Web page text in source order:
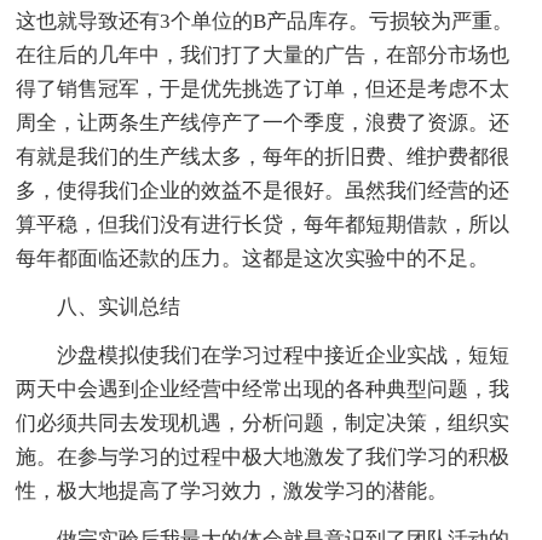
这也就导致还有3个单位的B产品库存。亏损较为严重。
在往后的几年中，我们打了大量的广告，在部分市场也
得了销售冠军，于是优先挑选了订单，但还是考虑不太
周全，让两条生产线停产了一个季度，浪费了资源。还
有就是我们的生产线太多，每年的折旧费、维护费都很
多，使得我们企业的效益不是很好。虽然我们经营的还
算平稳，但我们没有进行长贷，每年都短期借款，所以
每年都面临还款的压力。这都是这次实验中的不足。
八、实训总结
沙盘模拟使我们在学习过程中接近企业实战，短短
两天中会遇到企业经营中经常出现的各种典型问题，我
们必须共同去发现机遇，分析问题，制定决策，组织实
施。在参与学习的过程中极大地激发了我们学习的积极
性，极大地提高了学习效力，激发学习的潜能。